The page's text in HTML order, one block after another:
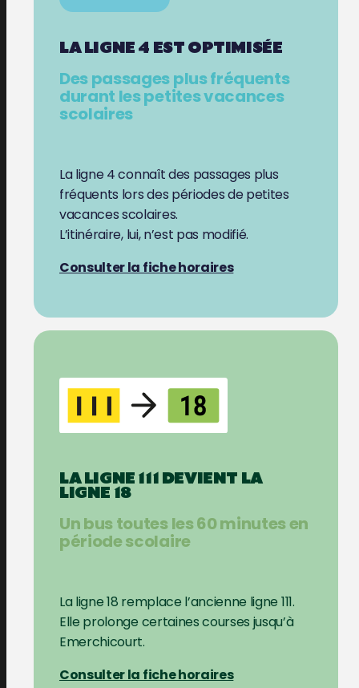
LA LIGNE 4 EST OPTIMISÉE
Des passages plus fréquents
durant les petites vacances
scolaires
La ligne 4 connaît des passages plus
fréquents lors des périodes de petites
vacances scolaires.
L’itinéraire, lui, n’est pas modifié.
Consulter la fiche horaires
LA LIGNE 111 DEVIENT LA
LIGNE 18
Un bus toutes les 60 minutes en
période scolaire
La ligne 18 remplace l’ancienne ligne 111.
Elle prolonge certaines courses jusqu’à
Emerchicourt.
Consulter la fiche horaires